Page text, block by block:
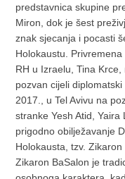
predstavnica skupine
Miron, dok je šest
znak sjecanja i pocasti
Holokaustu.
RH u Izraelu, Tina
pozvan cijeli
2017., u Tel Avivu na
stranke Yesh Atid,
prigodno obilježavanje
Holokausta, tzv.
Zikaron BaSalon je